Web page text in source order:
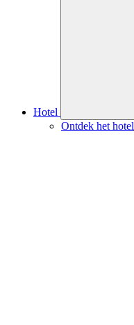
Hotel
Ontdek het hotel